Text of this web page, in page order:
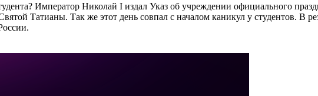
Император Николай I издал Указ об учреждении официального
Татианы. Так же этот день совпал с началом каникул у студентов. В